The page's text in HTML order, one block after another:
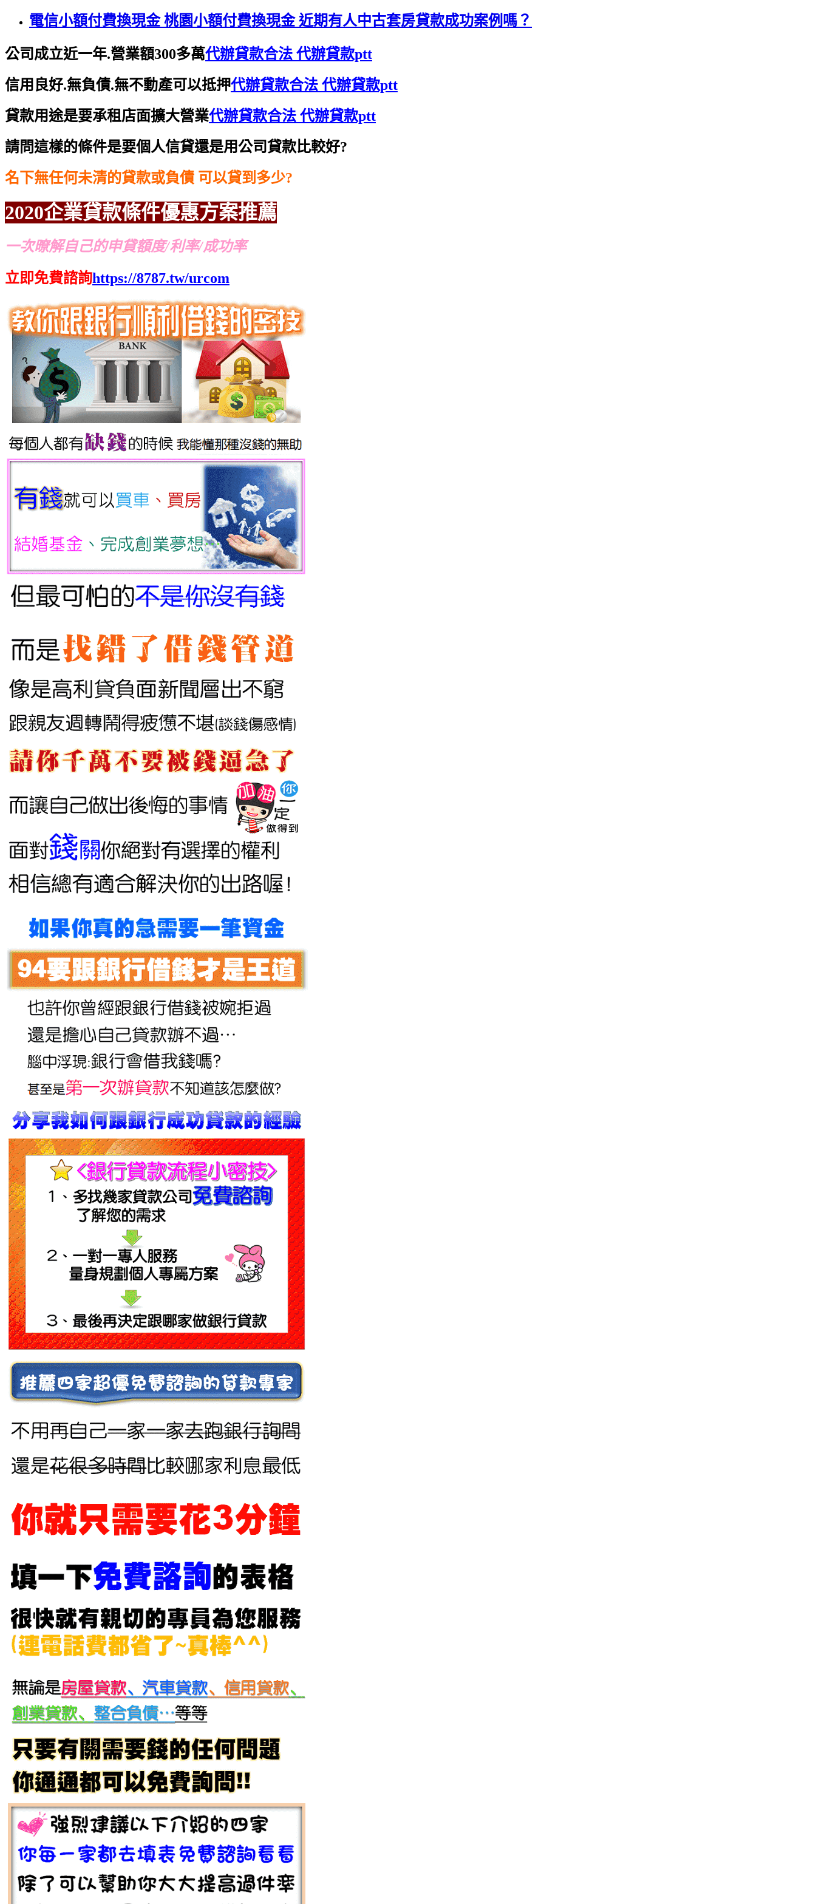
電信小額付費換現金 桃園小額付費換現金 近期有人中古套房貸款成功案例嗎？
公司成立近一年.營業額300多萬代辦貸款合法 代辦貸款ptt
信用良好.無負債.無不動產可以抵押代辦貸款合法 代辦貸款ptt
貸款用途是要承租店面擴大營業代辦貸款合法 代辦貸款ptt
請問這樣的條件是要個人信貸還是用公司貸款比較好?
名下無任何未清的貸款或負債 可以貸到多少?
2020企業貸款條件優惠方案推薦
一次暸解自己的申貸額度/利率/成功率
立即免費諮詢https://8787.tw/urcom